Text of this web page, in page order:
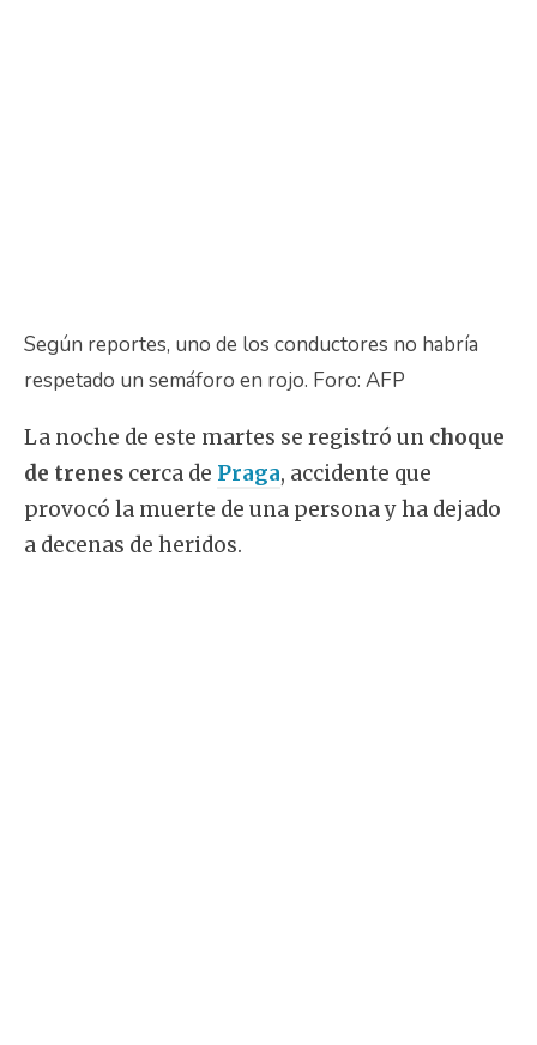
Según reportes, uno de los conductores no habría
respetado un semáforo en rojo. Foro: AFP
La noche de este martes se registró un choque
de trenes cerca de Praga, accidente que
provocó la muerte de una persona y ha dejado
a decenas de heridos.